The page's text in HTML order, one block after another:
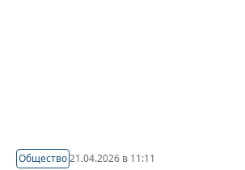
Общество21.04.2026 в 11:11